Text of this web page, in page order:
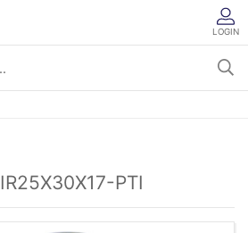
LOGIN
IR25X30X17-PTI